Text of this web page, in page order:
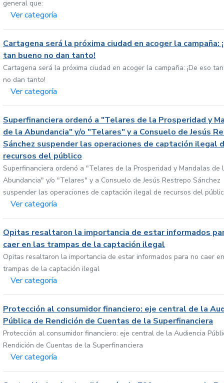
general que:
Ver categoría
Cartagena será la próxima ciudad en acoger la campaña:
tan bueno no dan tanto!
Cartagena será la próxima ciudad en acoger la campaña: ¡De eso
no dan tanto!
Ver categoría
Superfinanciera ordenó a "Telares de la Prosperidad y
de la Abundancia" y/o "Telares" y a Consuelo de Jesús
Sánchez suspender las operaciones de captación ilegal
recursos del público
Superfinanciera ordenó a "Telares de la Prosperidad y Mandalas de
Abundancia" y/o "Telares" y a Consuelo de Jesús Restrepo Sánchez
suspender las operaciones de captación ilegal de recursos del
Ver categoría
Opitas resaltaron la importancia de estar informados
caer en las trampas de la captación ilegal
Opitas resaltaron la importancia de estar informados para no caer
trampas de la captación ilegal
Ver categoría
Protección al consumidor financiero: eje central de la
Pública de Rendición de Cuentas de la Superfinanciera
Protección al consumidor financiero: eje central de la Audiencia
Rendición de Cuentas de la Superfinanciera
Ver categoría